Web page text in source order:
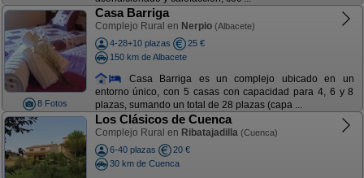
8 Fotos
Casa Barriga
Complejo Rural en Nerpio (Albacete)
4-28+10 plazas
25 €
150 km de Albacete
Casa Barriga es un complejo ubicado en un
entorno único, con 5 casas con capacidad para 4, 6 y 8
plazas, sumando un total de 28 plazas (capa ...
Los Clásicos de Cuenca
Complejo Rural en Ribatajadilla (Cuenca)
6-40 plazas
20 €
30 km de Cuenca